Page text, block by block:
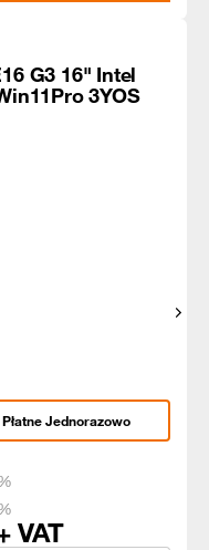
G3 16" Intel
3YOS
Płatne Jednorazowo
VAT